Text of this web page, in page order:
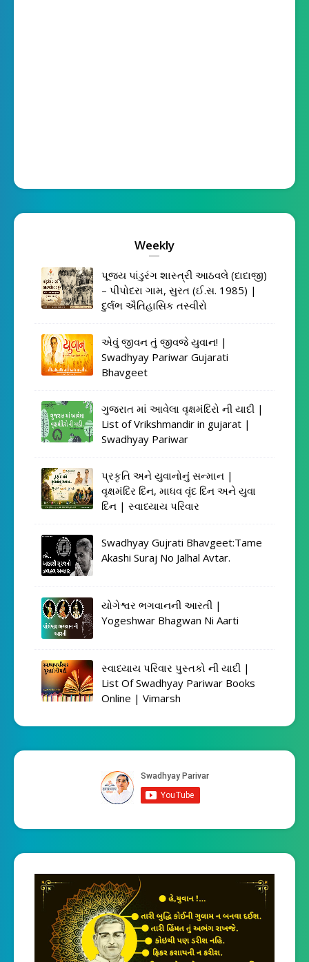
Weekly
પૂજ્ય પાંડુરંગ શાસ્ત્રી આઠવલે (દાદાજી)
– પીપોદરા ગામ, સુરત (ઈ.સ. 1985) |
દુર્લભ ઐતિહાસિક તસ્વીરો
એવું જીવન તું જીવજે યુવાન! |
Swadhyay Pariwar Gujarati
Bhavgeet
ગુજરાત માં આવેલા વૃક્ષમંદિરો ની યાદી |
List of Vrikshmandir in gujarat |
Swadhyay Pariwar
પ્રકૃતિ અને યુવાનોનું સન્માન |
વૃક્ષમંદિર દિન, માધવ વૃંદ દિન અને યુવા
દિન | સ્વાધ્યાય પરિવાર
Swadhyay Gujrati Bhavgeet:Tame
Akashi Suraj No Jalhal Avtar.
યોગેશ્વર ભગવાનની આરતી |
Yogeshwar Bhagwan Ni Aarti
સ્વાધ્યાય પરિવાર પુસ્તકો ની યાદી |
List Of Swadhyay Pariwar Books
Online | Vimarsh